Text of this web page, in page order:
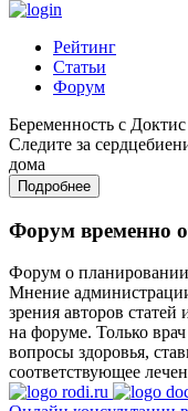
Рейтинг
Статьи
Форум
Беременность с
Следите за
дома
Подробнее
Форум временно
Форум о
Мнение
зрения авторов
на форуме. Только
вопросы здоровья,
соответствующее